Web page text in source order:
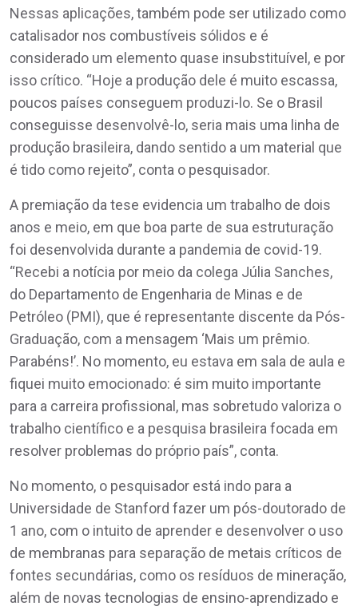
Nessas aplicações, também pode ser utilizado como
catalisador nos combustíveis sólidos e é
considerado um elemento quase insubstituível, e por
isso crítico. “Hoje a produção dele é muito escassa,
poucos países conseguem produzi-lo. Se o Brasil
conseguisse desenvolvê-lo, seria mais uma linha de
produção brasileira, dando sentido a um material que
é tido como rejeito”, conta o pesquisador.
A premiação da tese evidencia um trabalho de dois
anos e meio, em que boa parte de sua estruturação
foi desenvolvida durante a pandemia de covid-19.
“Recebi a notícia por meio da colega Júlia Sanches,
do Departamento de Engenharia de Minas e de
Petróleo (PMI), que é representante discente da Pós-
Graduação, com a mensagem ‘Mais um prêmio.
Parabéns!’. No momento, eu estava em sala de aula e
fiquei muito emocionado: é sim muito importante
para a carreira profissional, mas sobretudo valoriza o
trabalho científico e a pesquisa brasileira focada em
resolver problemas do próprio país”, conta.
No momento, o pesquisador está indo para a
Universidade de Stanford fazer um pós-doutorado de
1 ano, com o intuito de aprender e desenvolver o uso
de membranas para separação de metais críticos de
fontes secundárias, como os resíduos de mineração,
além de novas tecnologias de ensino-aprendizado e